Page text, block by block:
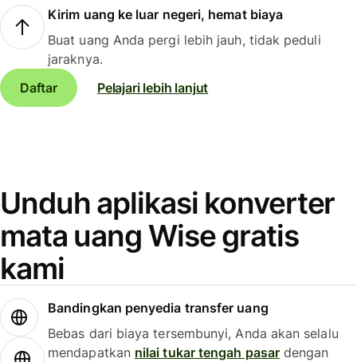
Kirim uang ke luar negeri, hemat biaya
Buat uang Anda pergi lebih jauh, tidak peduli
jaraknya.
Daftar
Pelajari lebih lanjut
Unduh aplikasi konverter
mata uang Wise gratis
kami
Bandingkan penyedia transfer uang
Bebas dari biaya tersembunyi, Anda akan selalu
mendapatkan nilai tukar tengah pasardengan